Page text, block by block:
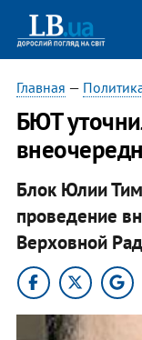
Главная —
БЮТ
Блок Юлии
проведение
Верховной